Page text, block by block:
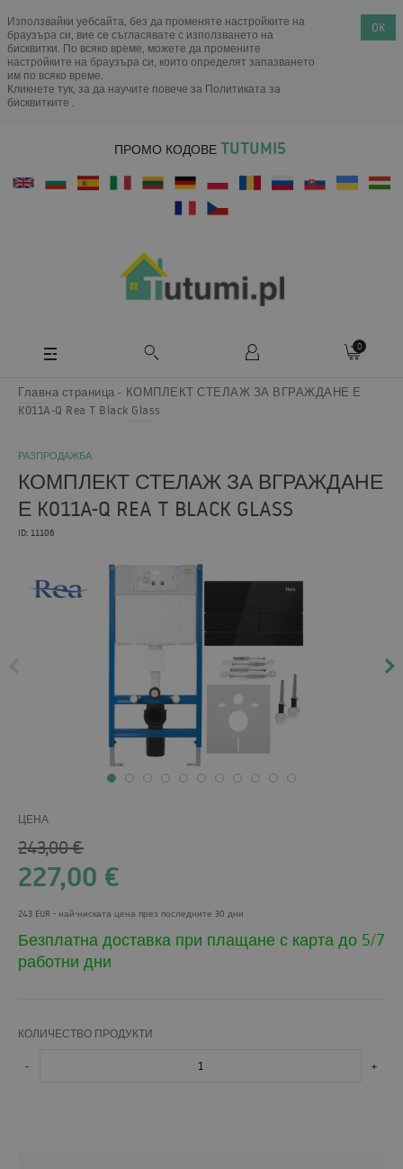
Използвайки уебсайта, без да променяте настройките на
браузъра си, вие се съгласявате с използването на
бисквитки. По всяко време, можете да промените
настройките на браузъра си, които определят запазването
им по всяко време.
Кликнете тук, за да научите повече за Политиката за
бисквитките .
OK
ПРОМО КОДОВЕ TUTUMI5
0
Главна страница
КОМПЛЕКТ СТЕЛАЖ ЗА ВГРАЖДАНЕ Е
K011A-Q Rea T Black Glass
РАЗПРОДАЖБА
КОМПЛЕКТ СТЕЛАЖ ЗА ВГРАЖДАНЕ
Е K011A-Q REA T BLACK GLASS
ID: 11106
ЦЕНА
243,00€
227,00 €
243 EUR - най-ниската цена през последните 30 дни
Безплатна доставка при плащане с карта до 5/7
работни дни
КОЛИЧЕСТВО ПРОДУКТИ
- +